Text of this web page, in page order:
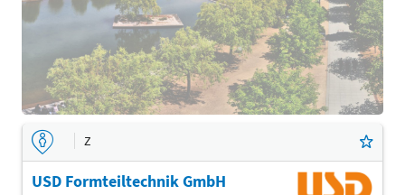
Z
USD Formteiltechnik GmbH